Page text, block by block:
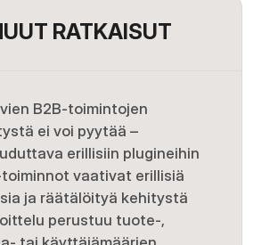
RATKAISUT
B2B-toimintojen
ei voi pyytää –
erillisiin plugineihin
toiminnot vaativat erillisiä
ja räätälöityä kehitystä
perustuu tuote-,